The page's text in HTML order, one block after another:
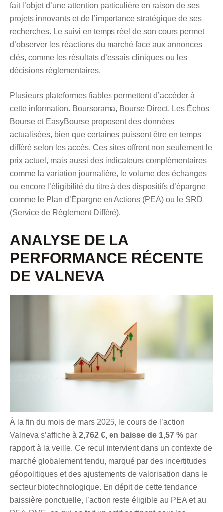
fait l’objet d’une attention particulière en raison de ses
projets innovants et de l’importance stratégique de ses
recherches. Le suivi en temps réel de son cours permet
d’observer les réactions du marché face aux annonces
clés, comme les résultats d’essais cliniques ou les
décisions réglementaires.
Plusieurs plateformes fiables permettent d’accéder à
cette information. Boursorama, Bourse Direct, Les Échos
Bourse et EasyBourse proposent des données
actualisées, bien que certaines puissent être en temps
différé selon les accès. Ces sites offrent non seulement le
prix actuel, mais aussi des indicateurs complémentaires
comme la variation journalière, le volume des échanges
ou encore l’éligibilité du titre à des dispositifs d’épargne
comme le Plan d’Épargne en Actions (PEA) ou le SRD
(Service de Règlement Différé).
ANALYSE DE LA
PERFORMANCE RÉCENTE
DE VALNEVA
À la fin du mois de mars 2026, le cours de l’action
Valneva s’affiche à 2,762 €, en baisse de 1,57 % par
rapport à la veille. Ce recul intervient dans un contexte de
marché globalement tendu, marqué par des incertitudes
géopolitiques et des ajustements de valorisation dans le
secteur biotechnologique. En dépit de cette tendance
baissière ponctuelle, l’action reste éligible au PEA et au